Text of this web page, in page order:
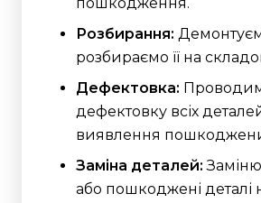
пошкодження.
Розбирання:
розбираємо її на
Дефектовка:
дефектовку всіх
виявлення
Заміна деталей:
або пошкоджені деталі